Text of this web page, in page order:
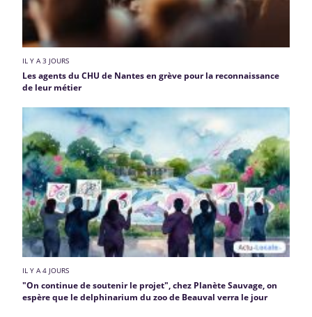
IL Y A 3 JOURS
Les agents du CHU de Nantes en grève pour la reconnaissance
de leur métier
IL Y A 4 JOURS
"On continue de soutenir le projet", chez Planète Sauvage, on
espère que le delphinarium du zoo de Beauval verra le jour